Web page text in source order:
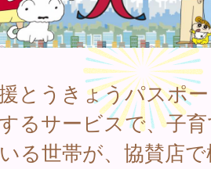
とうきょうパスポ
るサービスで、子
る世帯が、協賛店